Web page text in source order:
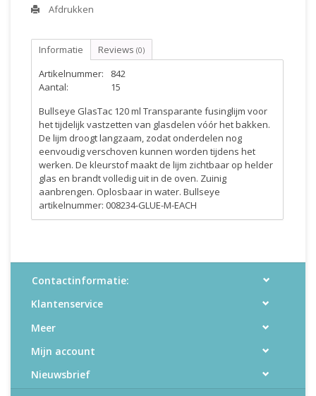
Afdrukken
Informatie Reviews (0)
Artikelnummer:
842
Aantal:
15
Bullseye GlasTac 120 ml Transparante fusinglijm voor
het tijdelijk vastzetten van glasdelen vóór het bakken.
De lijm droogt langzaam, zodat onderdelen nog
eenvoudig verschoven kunnen worden tijdens het
werken. De kleurstof maakt de lijm zichtbaar op helder
glas en brandt volledig uit in de oven. Zuinig
aanbrengen. Oplosbaar in water. Bullseye
artikelnummer: 008234-GLUE-M-EACH
Contactinformatie:
Klantenservice
Meer
Mijn account
Nieuwsbrief